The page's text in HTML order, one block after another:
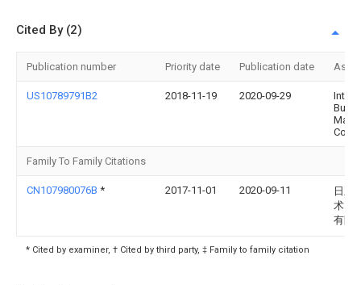
Cited By (2)
Publication number Priority date Publication date
US10789791B2 2018-11-19 2020-09-29
Family To Family Citations
CN107980076B * 2017-11-01 2020-09-11
日立
术（
有限
* Cited by examiner, † Cited by third party, ‡ Family to family citation